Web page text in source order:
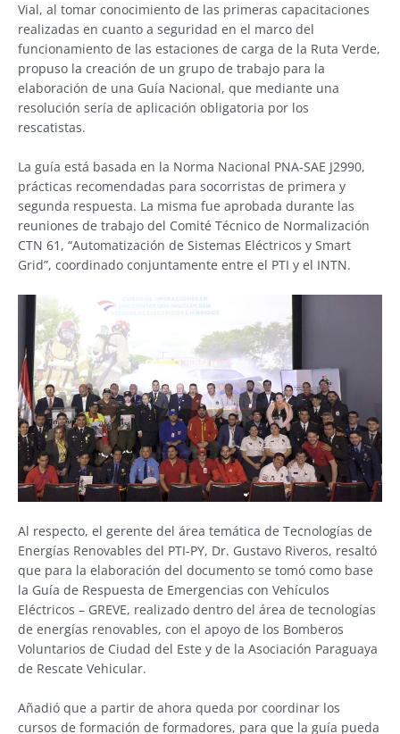
Vial, al tomar conocimiento de las primeras capacitaciones
realizadas en cuanto a seguridad en el marco del
funcionamiento de las estaciones de carga de la Ruta Verde,
propuso la creación de un grupo de trabajo para la
elaboración de una Guía Nacional, que mediante una
resolución sería de aplicación obligatoria por los
rescatistas.
La guía está basada en la Norma Nacional PNA-SAE J2990,
prácticas recomendadas para socorristas de primera y
segunda respuesta. La misma fue aprobada durante las
reuniones de trabajo del Comité Técnico de Normalización
CTN 61, “Automatización de Sistemas Eléctricos y Smart
Grid”, coordinado conjuntamente entre el PTI y el INTN.
Al respecto, el gerente del área temática de Tecnologías de
Energías Renovables del PTI-PY, Dr. Gustavo Riveros, resaltó
que para la elaboración del documento se tomó como base
la Guía de Respuesta de Emergencias con Vehículos
Eléctricos – GREVE, realizado dentro del área de tecnologías
de energías renovables, con el apoyo de los Bomberos
Voluntarios de Ciudad del Este y de la Asociación Paraguaya
de Rescate Vehicular.
Añadió que a partir de ahora queda por coordinar los
cursos de formación de formadores, para que la guía pueda